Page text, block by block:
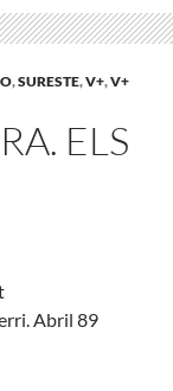
,SURESTE,V+,V+
ELS
Abril 89